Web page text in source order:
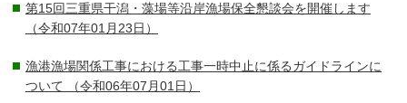
第15回三重県干潟・藻場等沿岸漁場保全懇談会を開催します
（令和07年01月23日）
漁港漁場関係工事における工事一時中止に係るガイドラインに
ついて （令和06年07月01日）